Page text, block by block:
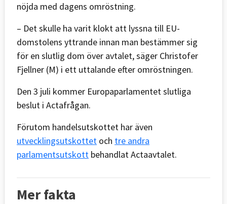
nöjda med dagens omröstning.
– Det skulle ha varit klokt att lyssna till EU-
domstolens yttrande innan man bestämmer sig
för en slutlig dom över avtalet, säger Christofer
Fjellner (M) i ett uttalande efter omröstningen.
Den 3 juli kommer Europaparlamentet slutliga
beslut i Actafrågan.
Förutom handelsutskottet har även
utvecklingsutskottet och tre andra
parlamentsutskott behandlat Actaavtalet.
Mer fakta